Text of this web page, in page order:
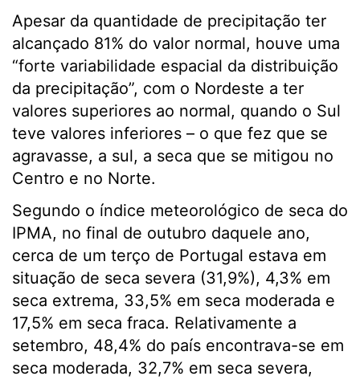
Apesar da quantidade de precipitação ter
alcançado 81% do valor normal, houve uma
“forte variabilidade espacial da distribuição
da precipitação”, com o Nordeste a ter
valores superiores ao normal, quando o Sul
teve valores inferiores – o que fez que se
agravasse, a sul, a seca que se mitigou no
Centro e no Norte.
Segundo o índice meteorológico de seca do
IPMA, no final de outubro daquele ano,
cerca de um terço de Portugal estava em
situação de seca severa (31,9%), 4,3% em
seca extrema, 33,5% em seca moderada e
17,5% em seca fraca. Relativamente a
setembro, 48,4% do país encontrava-se em
seca moderada, 32,7% em seca severa,